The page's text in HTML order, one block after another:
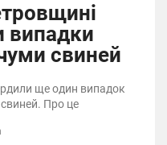
випадки
свиней
ще один випадок
Про це